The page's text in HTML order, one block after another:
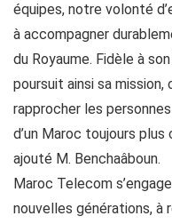
équipes, notre volonté
à accompagner
du Royaume. Fidèle à
poursuit ainsi sa
rapprocher les
d’un Maroc toujours
ajouté M. Benchaâboun.
Maroc Telecom
nouvelles générations, à